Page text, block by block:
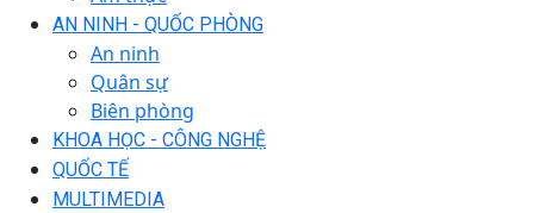
AN NINH - QUỐC PHÒNG
An ninh
Quân sự
Biên phòng
KHOA HỌC - CÔNG NGHỆ
QUỐC TẾ
MULTIMEDIA